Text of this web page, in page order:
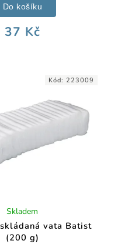
37 Kč
Do košíku
vata Batist
(200 g)
Skladem
Kód:223009